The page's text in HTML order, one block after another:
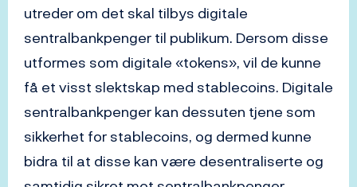
utreder om det skal tilbys digitale
sentralbankpenger til publikum. Dersom disse
utformes som digitale «tokens», vil de kunne
få et visst slektskap med stablecoins. Digitale
sentralbankpenger kan dessuten tjene som
sikkerhet for stablecoins, og dermed kunne
bidra til at disse kan være desentraliserte og